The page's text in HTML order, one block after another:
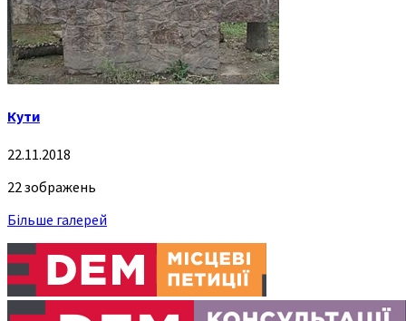
Кути
22.11.2018
22 зображень
Більше галерей